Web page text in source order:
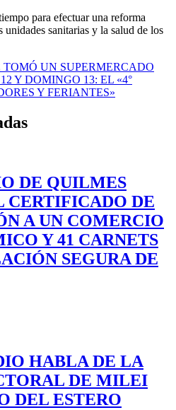
para efectuar una reforma
unidades sanitarias y la salud de los
UN SUPERMERCADO
Y DOMINGO 13: EL «4°
Y FERIANTES»
DE QUILMES
CERTIFICADO DE
A UN COMERCIO
Y 41 CARNETS
SEGURA DE
HABLA DE LA
DE MILEI
DEL ESTERO